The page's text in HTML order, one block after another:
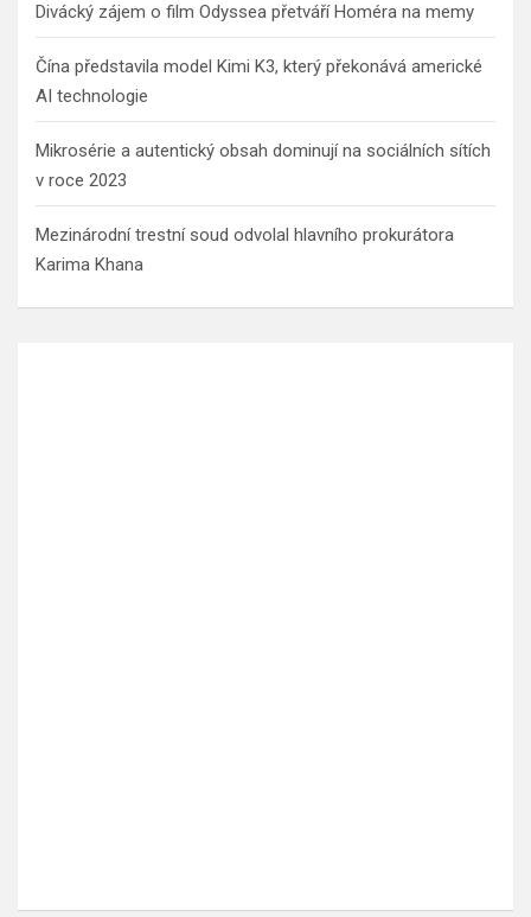
Divácký zájem o film Odyssea přetváří Homéra na memy
Čína představila model Kimi K3, který překonává americké
AI technologie
Mikrosérie a autentický obsah dominují na sociálních sítích
v roce 2023
Mezinárodní trestní soud odvolal hlavního prokurátora
Karima Khana